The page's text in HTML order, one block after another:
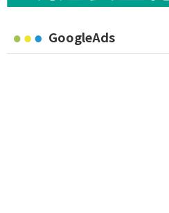
GoogleAds